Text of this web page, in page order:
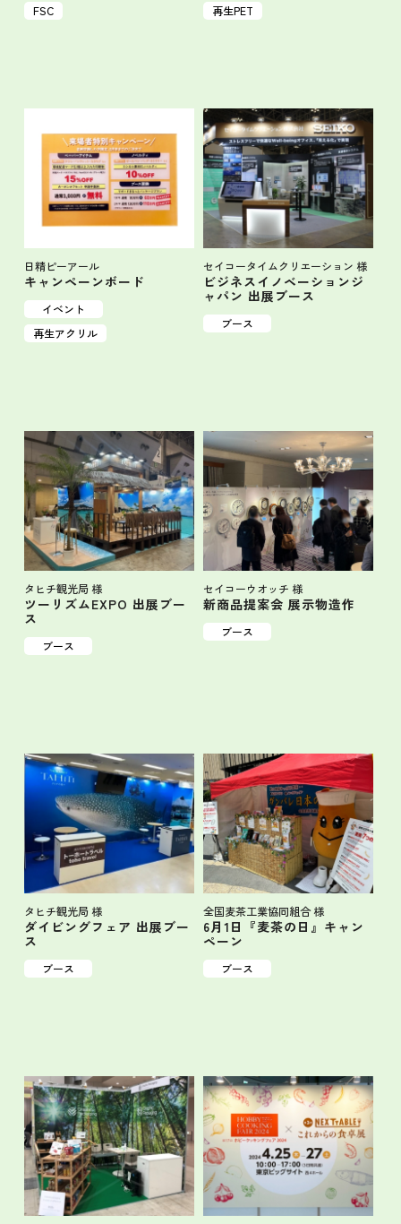
FSC
再生PET
日精ピーアール
キャンペーンボード
イベント
再生アクリル
セイコータイムクリエーション 様
ビジネスイノベーションジ
ャパン 出展ブース
ブース
タヒチ観光局 様
ツーリズムEXPO 出展ブー
ス
ブース
セイコーウオッチ 様
新商品提案会 展示物造作
ブース
タヒチ観光局 様
ダイビングフェア 出展ブー
ス
ブース
全国麦茶工業協同組合 様
6月1日『麦茶の日』キャン
ペーン
ブース